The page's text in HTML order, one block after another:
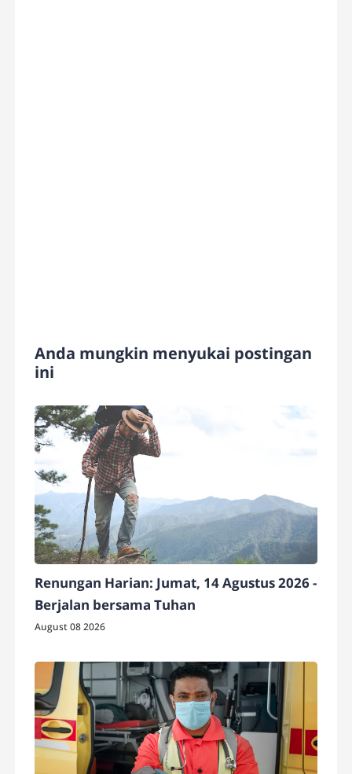
Anda mungkin menyukai postingan
ini
Renungan Harian: Jumat, 14 Agustus 2026 -
Berjalan bersama Tuhan
August 08 2026